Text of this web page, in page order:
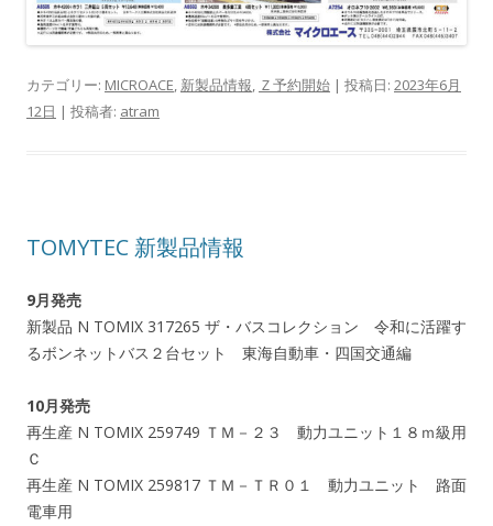
カテゴリー: MICROACE, 新製品情報, Ｚ予約開始 | 投稿日: 2023年6月
12日 | 投稿者: atram
TOMYTEC 新製品情報
9月発売
新製品 N TOMIX 317265 ザ・バスコレクション 令和に活躍す
るボンネットバス２台セット 東海自動車・四国交通編
10月発売
再生産 N TOMIX 259749 ＴＭ－２３ 動力ユニット１８ｍ級用
Ｃ
再生産 N TOMIX 259817 ＴＭ－ＴＲ０１ 動力ユニット 路面
電車用